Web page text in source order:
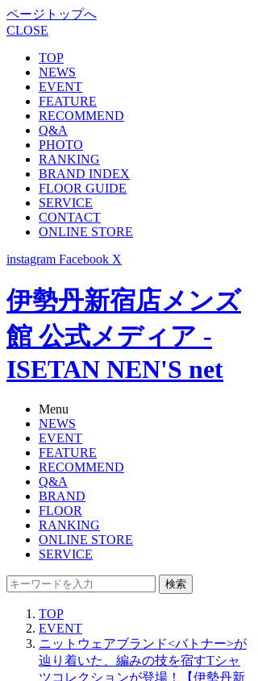
ページトップへ
CLOSE
TOP
NEWS
EVENT
FEATURE
RECOMMEND
Q&A
PHOTO
RANKING
BRAND INDEX
FLOOR GUIDE
SERVICE
CONTACT
ONLINE STORE
instagram Facebook X
伊勢丹新宿店メンズ
館 公式メディア -
ISETAN NEN'S net
Menu
NEWS
EVENT
FEATURE
RECOMMEND
Q&A
BRAND
FLOOR
RANKING
ONLINE STORE
SERVICE
検索
TOP
EVENT
ニットウェアブランド<バトナー>が
辿り着いた、編みの技を宿すTシャ
ツコレクションが登場！【伊勢丹新